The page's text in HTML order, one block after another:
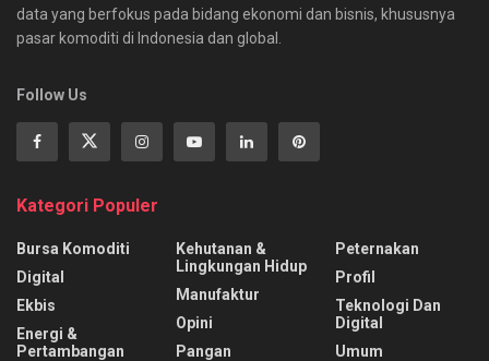
data yang berfokus pada bidang ekonomi dan bisnis, khususnya
pasar komoditi di Indonesia dan global.
Follow Us
Kategori Populer
Bursa Komoditi
Digital
Ekbis
Energi &
Pertambangan
Kehutanan &
Lingkungan Hidup
Manufaktur
Opini
Pangan
Peternakan
Profil
Teknologi Dan
Digital
Umum